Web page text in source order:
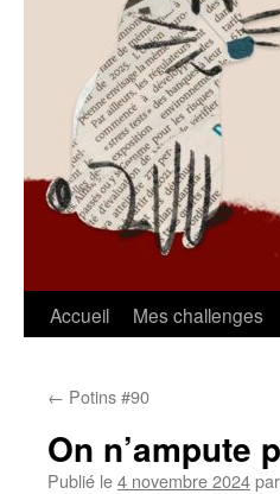
Aller
contenu
Accueil Mes challenges
← Potins #90
On n’ampute
Publié le4 novembre 2024par